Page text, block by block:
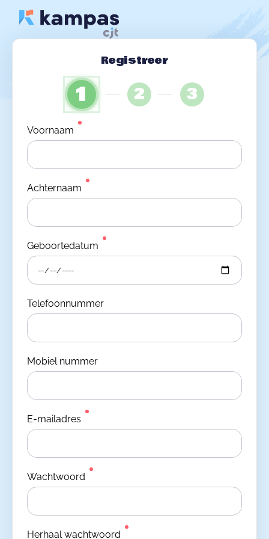
Registreer
1 2 3
Voornaam
Achternaam
Geboortedatum
Telefoonnummer
Mobiel nummer
E-mailadres
Wachtwoord
Herhaal wachtwoord